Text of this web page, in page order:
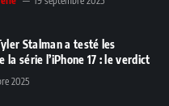
Stalman a testé les
la série l’iPhone 17 : le verdict
2025